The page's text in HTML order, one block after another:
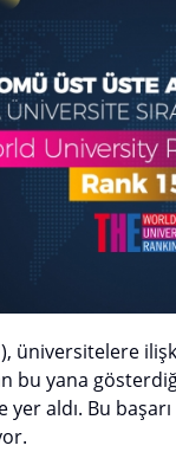
üniversitelere
bu yana
aldı. Bu